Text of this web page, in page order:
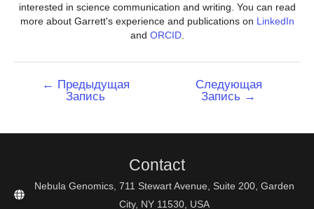
interested in science communication and writing. You can read
more about Garrett's experience and publications on LinkedIn
and ORCID.
Навигация
← Предыдущая
Запись
Следующая
Запись →
Contact
Nebula Genomics, 711 Stewart Avenue, Suite 200, Garden
City, NY 11530, USA